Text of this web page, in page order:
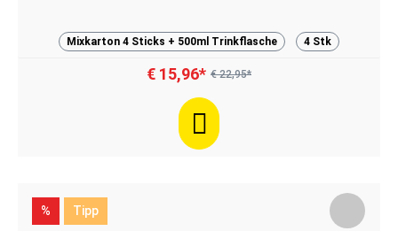
Mixkarton 4 Sticks + 500ml Trinkflasche 4 Stk
€ 15,96* € 22,95*
% Tipp